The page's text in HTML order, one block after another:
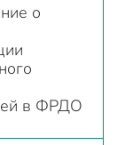
о
в ФРДО